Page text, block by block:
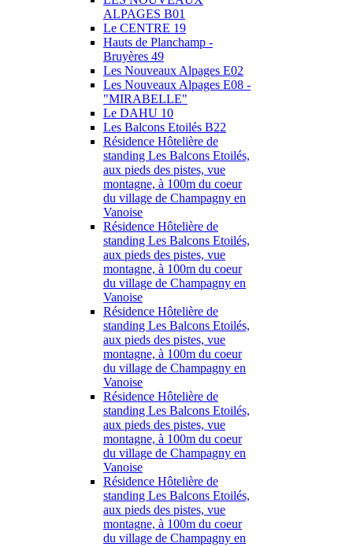
ALPAGES B01
Le CENTRE 19
Hauts de Planchamp -
Bruyères 49
Les Nouveaux Alpages E02
Les Nouveaux Alpages E08 -
"MIRABELLE"
Le DAHU 10
Les Balcons Etoilés B22
Résidence Hôtelière de
standing Les Balcons Etoilés,
aux pieds des pistes, vue
montagne, à 100m du coeur
du village de Champagny en
Vanoise
Résidence Hôtelière de
standing Les Balcons Etoilés,
aux pieds des pistes, vue
montagne, à 100m du coeur
du village de Champagny en
Vanoise
Résidence Hôtelière de
standing Les Balcons Etoilés,
aux pieds des pistes, vue
montagne, à 100m du coeur
du village de Champagny en
Vanoise
Résidence Hôtelière de
standing Les Balcons Etoilés,
aux pieds des pistes, vue
montagne, à 100m du coeur
du village de Champagny en
Vanoise
Résidence Hôtelière de
standing Les Balcons Etoilés,
aux pieds des pistes, vue
montagne, à 100m du coeur
du village de Champagny en